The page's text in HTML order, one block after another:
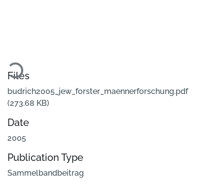
Loading...
Files
budrich2005_jew_forster_maennerforschung.pdf
(273.68 KB)
Date
2005
Publication Type
Sammelbandbeitrag